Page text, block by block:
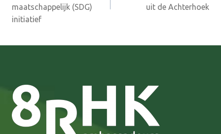
maatschappelijk (SDG)
initiatief
uit de Achterhoek